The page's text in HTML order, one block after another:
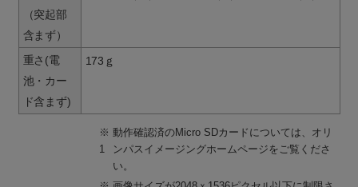
（突起部
含まず）
重さ(電
池・カー
ド含まず)
173ｇ
※
1
動作確認済のMicro SDカードについては、オリ
ンパスイメージングホームページをご覧くださ
い。